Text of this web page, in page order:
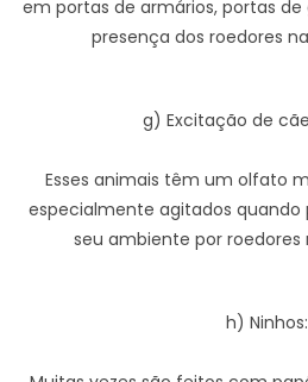
em portas de armários, portas
presença dos roedores
g) Excitação de
Esses animais têm um olfato
especialmente agitados quando
seu ambiente por roedores
h) Ninhos: